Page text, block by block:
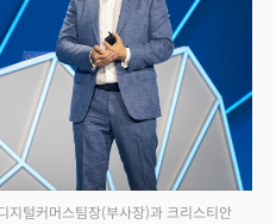
지털커머스팀장(부사장)과 크리스티안